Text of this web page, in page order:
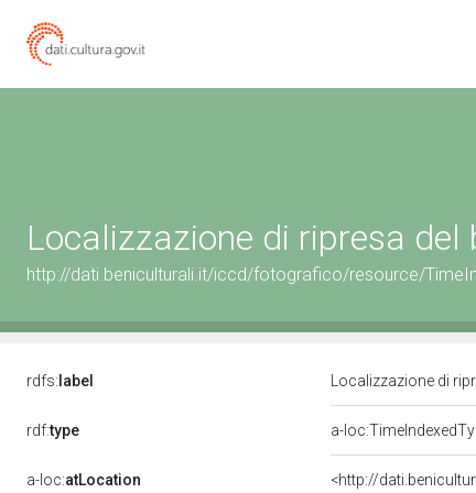
Localizzazione di ripresa
http://dati.beniculturali.it/iccd/fotografico/resource/
rdfs: label Localizzazione di
rdf:type a-
a-loc:atLocation
<http://